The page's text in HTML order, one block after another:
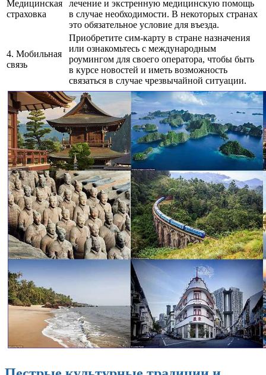
Медицинская
страховка
лечение и экстренную медицинскую помощь
в случае необходимости. В некоторых странах
это обязательное условие для въезда.
4. Мобильная
связь
Приобретите сим-карту в стране назначения
или ознакомьтесь с международным
роумингом для своего оператора, чтобы быть
в курсе новостей и иметь возможность
связаться в случае чрезвычайной ситуации.